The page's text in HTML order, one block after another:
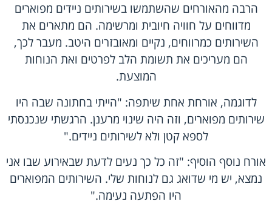
הרבה מהאורחים שהשתמשו בשירותים ניידים מפוארים
מדווחים על חוויה חיובית ומרשימה. הם מתארים את
השירותים כמרווחים, נקיים ומאובזרים היטב. מעבר לכך,
הם מעריכים את תשומת הלב לפרטים ואת הנוחות
המוצעת.
לדוגמה, אורחת אחת שיתפה: "הייתי בחתונה שבה היו
שירותים מפוארים, וזה היה שינוי מרענן. הרגשתי שנכנסתי
לספא קטן ולא לשירותים ניידים."
אורח נוסף הוסיף: "זה כל כך נעים לדעת שבאירוע שבו אני
נמצא, יש מי שדואג גם לנוחות שלי. השירותים המפוארים
היו הפתעה נעימה."